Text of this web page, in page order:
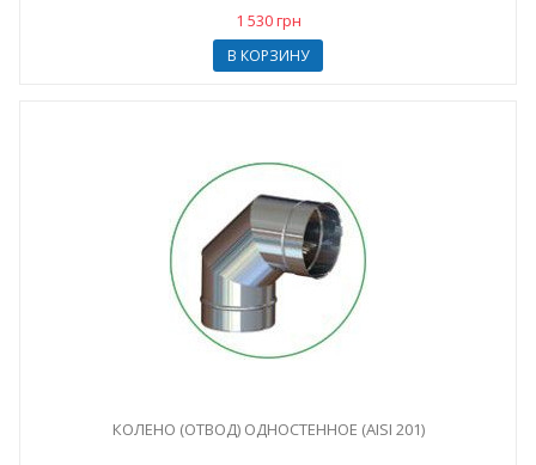
1 530 грн
В КОРЗИНУ
КОЛЕНО (ОТВОД) ОДНОСТЕННОЕ (AISI 201)